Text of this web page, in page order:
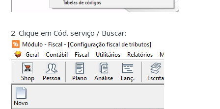
2. Clique em Cód. serviço / Buscar: